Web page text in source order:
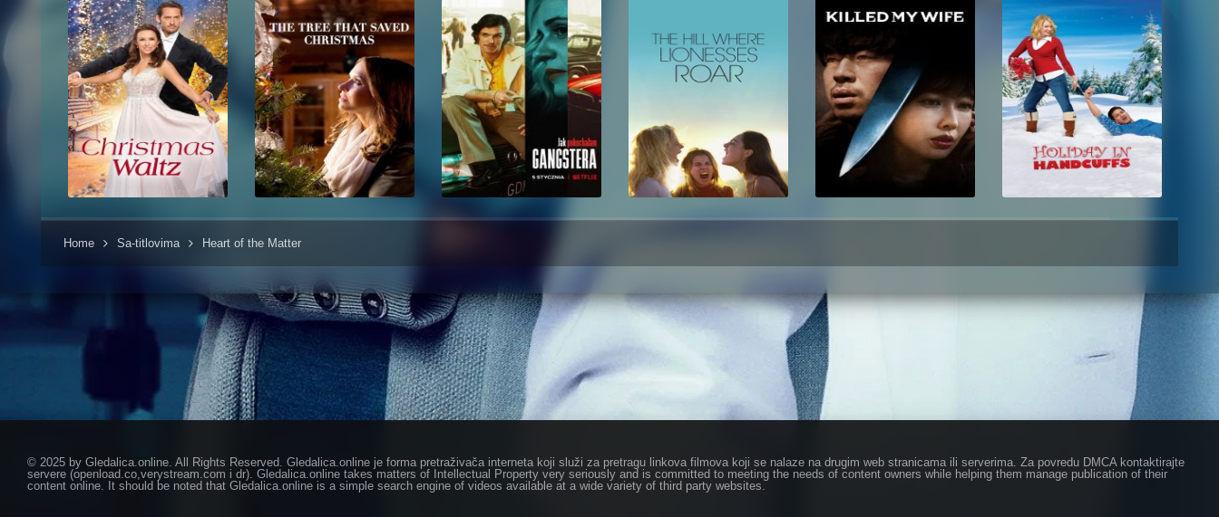
Home Sa-titlovima Heart of the Matter
© 2025 by Gledalica.online. All Rights Reserved. Gledalica.online je forma pretraživača interneta koji služi za pretragu linkova filmova koji se nalaze na drugim web stranicama ili serverima. Za povredu DMCA kontaktirajte
servere (openload.co,verystream.com i dr). Gledalica.online takes matters of Intellectual Property very seriously and is committed to meeting the needs of content owners while helping them manage publication of their
content online. It should be noted that Gledalica.online is a simple search engine of videos available at a wide variety of third party websites.